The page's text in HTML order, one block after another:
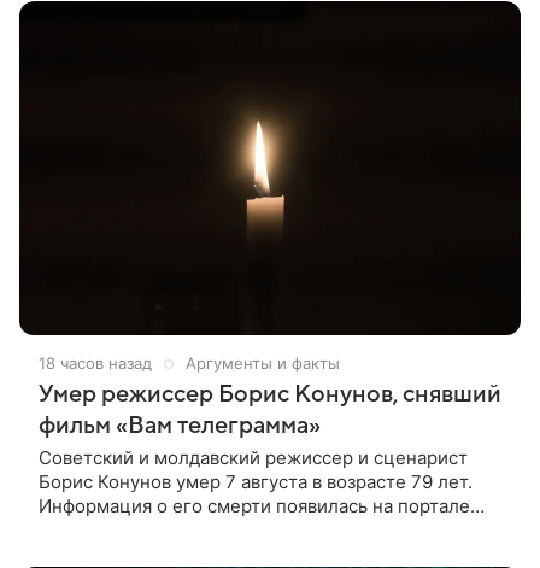
18 часов назад Аргументы и факты
Умер режиссер Борис Конунов, снявший
фильм «Вам телеграмма»
Советский и молдавский режиссер и сценарист
Борис Конунов умер 7 августа в возрасте 79 лет.
Информация о его смерти появилась на портале